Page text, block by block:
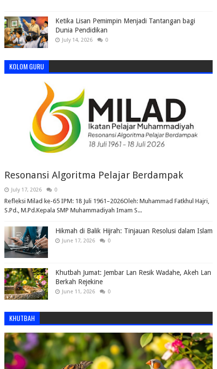
Ketika Lisan Pemimpin Menjadi Tantangan bagi
Dunia Pendidikan
July 14, 2026 0
KOLOM GURU
Resonansi Algoritma Pelajar Berdampak
July 17, 2026 0
Refleksi Milad ke-65 IPM: 18 Juli 1961–2026Oleh: Muhammad Fatkhul Hajri,
S.Pd., M.Pd.Kepala SMP Muhammadiyah Imam S...
Hikmah di Balik Hijrah: Tinjauan Resolusi dalam Islam
June 17, 2026 0
Khutbah Jumat: Jembar Lan Resik Wadahe, Akeh Lan
Berkah Rejekine
June 11, 2026 0
KHUTBAH